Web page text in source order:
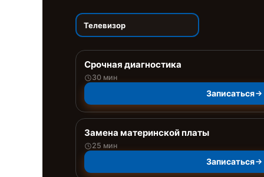
Телевизор
Срочная диагностика
30 мин
Записаться
Замена материнской платы
25 мин
Записаться